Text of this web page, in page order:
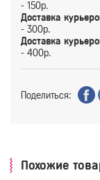
- 150р.
Доставка
- 300р.
Доставка
- 400р.
Поделиться:
Похожие